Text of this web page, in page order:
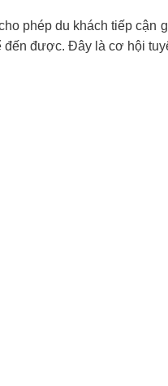
phép du khách tiếp cận
đến được. Đây là cơ hội